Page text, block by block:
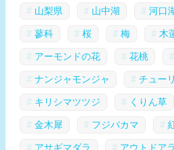
山梨県 山中湖 河口
蓼科 桜 梅 木
アーモンドの花 花桃
ナンジャモンジャ チュー
キリシマツツジ くりん草
金木犀 フジバカマ
アサギマダラ アウトドア